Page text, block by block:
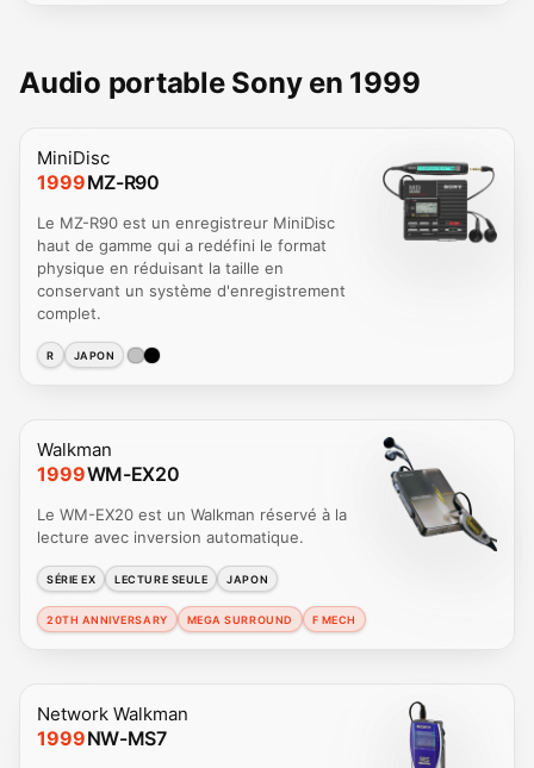
Audio portable Sony en 1999
MiniDisc
1999MZ-R90
Le MZ-R90 est un enregistreur MiniDisc
haut de gamme qui a redéfini le format
physique en réduisant la taille en
conservant un système d'enregistrement
complet.
R JAPON
Walkman
1999WM-EX20
Le WM-EX20 est un Walkman réservé à la
lecture avec inversion automatique.
SÉRIE EX LECTURE SEULE JAPON
20TH ANNIVERSARY MEGA SURROUND F MECH
Network Walkman
1999NW-MS7